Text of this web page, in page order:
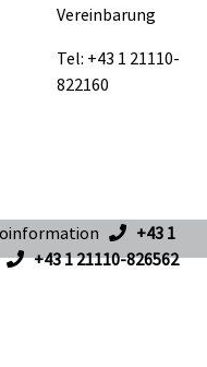
Vereinbarung
Tel: +43 1 21110-
822160
+43 1
+43 1 21110-826562